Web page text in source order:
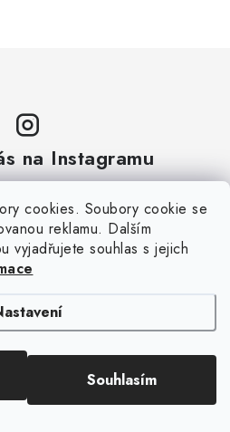
cookies. Soubory cookie se
reklamu. Dalším
vyjadřujete souhlas s jejich
Souhlasím
na Instagramu
PROFIL
a akce na váš e-mail